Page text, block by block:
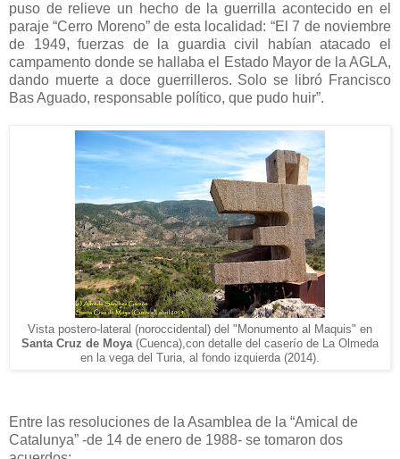
puso de relieve un hecho de la guerrilla acontecido en el
paraje “Cerro Moreno” de esta localidad: “El 7 de noviembre
de 1949, fuerzas de la guardia civil habían atacado el
campamento donde se hallaba el Estado Mayor de la AGLA,
dando muerte a doce guerrilleros. Solo se libró Francisco
Bas Aguado, responsable político, que pudo huir”.
Vista postero-lateral (noroccidental) del "Monumento al Maquis" en
Santa Cruz de Moya(Cuenca),con detalle del caserío de La Olmeda
en la vega del Turia, al fondo izquierda (2014).
Entre las resoluciones de la Asamblea de la “Amical de
Catalunya” -de 14 de enero de 1988- se tomaron dos